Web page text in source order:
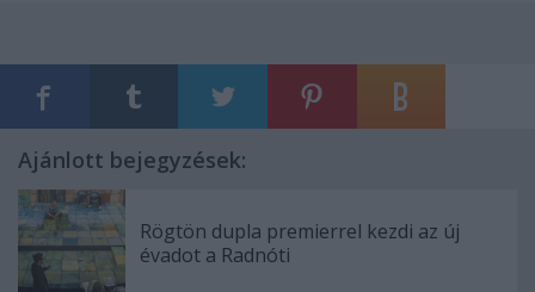
Ajánlott bejegyzések:
Rögtön dupla premierrel kezdi az új
évadot a Radnóti